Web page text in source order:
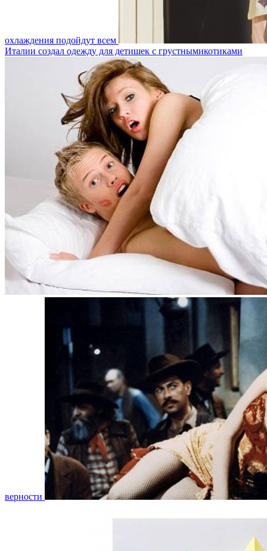
охлаждения подойдут всем
Италии создал одежду для детишек с грустнымикотиками
верности